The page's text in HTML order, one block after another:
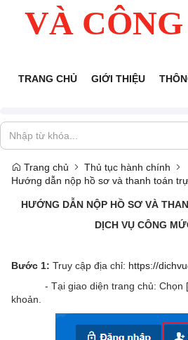
VÀ
TRANG CHỦ GIỚI THIỆU
Trang chủ
Thủ tục hành chính
Hướng dẫn nộp hồ sơ và thanh toán
HƯỚNG DẪN NỘP HỒ SƠ VÀ
DỊCH VỤ CÔNG
Bước 1: Truy cập địa chỉ: https://
- Tại giao diện trang chủ: Chọn
khoản.